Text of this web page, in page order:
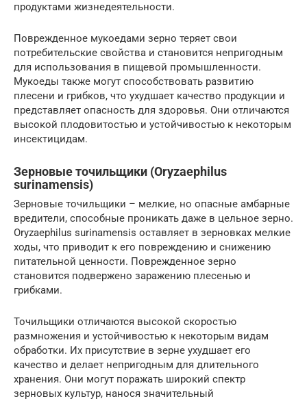
продуктами жизнедеятельности.
Поврежденное мукоедами зерно теряет свои
потребительские свойства и становится непригодным
для использования в пищевой промышленности.
Мукоеды также могут способствовать развитию
плесени и грибков, что ухудшает качество продукции и
представляет опасность для здоровья. Они отличаются
высокой плодовитостью и устойчивостью к некоторым
инсектицидам.
Зерновые точильщики (Oryzaephilus
surinamensis)
Зерновые точильщики – мелкие, но опасные амбарные
вредители, способные проникать даже в цельное зерно.
Oryzaephilus surinamensis оставляет в зерновках мелкие
ходы, что приводит к его повреждению и снижению
питательной ценности. Поврежденное зерно
становится подвержено заражению плесенью и
грибками.
Точильщики отличаются высокой скоростью
размножения и устойчивостью к некоторым видам
обработки. Их присутствие в зерне ухудшает его
качество и делает непригодным для длительного
хранения. Они могут поражать широкий спектр
зерновых культур, нанося значительный